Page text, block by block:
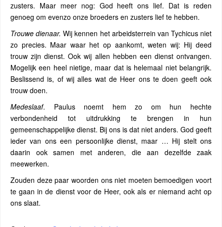
zusters. Maar meer nog: God heeft ons lief. Dat is reden
genoeg om evenzo onze broeders en zusters lief te hebben.
Trouwe dienaar.Wij kennen het arbeidsterrein van Tychicus niet
zo precies. Maar waar het op aankomt, weten wij: Hij deed
trouw zijn dienst. Ook wij allen hebben een dienst ontvangen.
Mogelijk een heel nietige, maar dat is helemaal niet belangrijk.
Beslissend is, of wij alles wat de Heer ons te doen geeft ook
trouw doen.
Medeslaaf. Paulus noemt hem zo om hun hechte
verbondenheid tot uitdrukking te brengen in hun
gemeenschappelijke dienst. Bij ons is dat niet anders. God geeft
ieder van ons een persoonlijke dienst, maar … Hij stelt ons
daarin ook samen met anderen, die aan dezelfde zaak
meewerken.
Zouden deze paar woorden ons niet moeten bemoedigen voort
te gaan in de dienst voor de Heer, ook als er niemand acht op
ons slaat.